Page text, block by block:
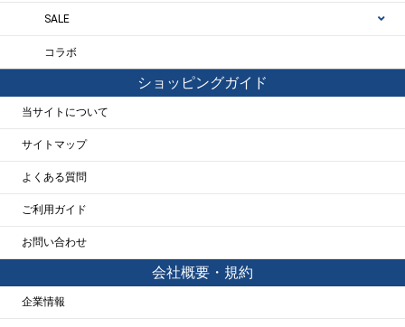
SALE
コラボ
ショッピングガイド
当サイトについて
サイトマップ
よくある質問
ご利用ガイド
お問い合わせ
会社概要・規約
企業情報